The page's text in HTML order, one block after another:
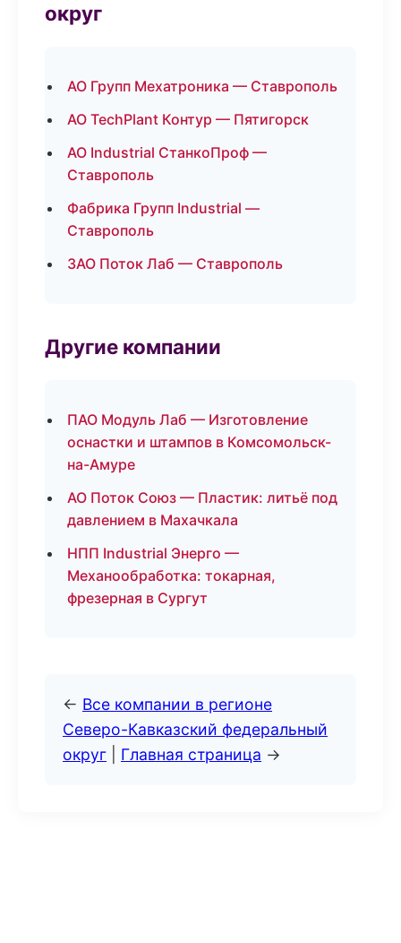
округ
АО Групп Мехатроника — Ставрополь
АО TechPlant Контур — Пятигорск
АО Industrial СтанкоПроф —
Ставрополь
Фабрика Групп Industrial —
Ставрополь
ЗАО Поток Лаб — Ставрополь
Другие компании
ПАО Модуль Лаб — Изготовление
оснастки и штампов в Комсомольск-
на-Амуре
АО Поток Союз — Пластик: литьё под
давлением в Махачкала
НПП Industrial Энерго —
Механообработка: токарная,
фрезерная в Сургут
← Все компании в регионе
Северо-Кавказский федеральный
округ
Главная страница →